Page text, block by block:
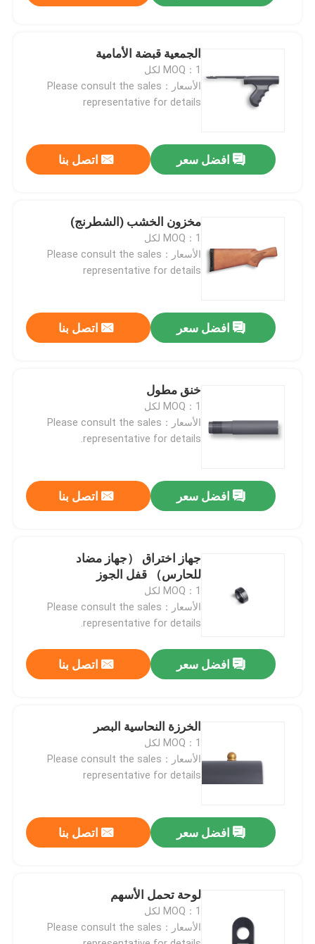
جولة في المصنع
اتصل بنا
اطلب اقتباس
بنادق العمل بمضخة
بنادق نصف آلية
الجمعية قبضة الأمامية
MOQ：1 لكل
الأسعار：Please consult the sales
representative for details
افضل سعر اتصل بنا
مخزون الخشب (الشطرنج)
MOQ：1 لكل
الأسعار：Please consult the sales
representative for details
افضل سعر اتصل بنا
خنق مطول
MOQ：1 لكل
الأسعار：Please consult the sales
representative for details.
افضل سعر اتصل بنا
جهاز اختراق （جهاز مضاد
للحارس） قفل الجوز
MOQ：1 لكل
الأسعار：Please consult the sales
representative for details.
افضل سعر اتصل بنا
الخرزة النحاسية البصر
MOQ：1 لكل
الأسعار：Please consult the sales
representative for details
افضل سعر اتصل بنا
لوحة تحمل الأسهم
MOQ：1 لكل
الأسعار：Please consult the sales